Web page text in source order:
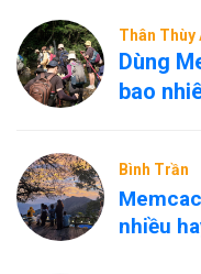
Thân Thùy
Dùng
bao
Bình Trần
nhiều